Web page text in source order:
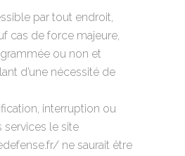
par tout endroit,
cas de force majeure,
ou non et
d’une nécessité de
interruption ou
services le site
ne saurait être